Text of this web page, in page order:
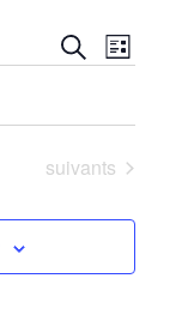
Recherche
vues
Liste
Évènements
suivants